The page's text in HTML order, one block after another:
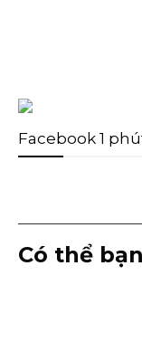
Facebook 1
Có thể